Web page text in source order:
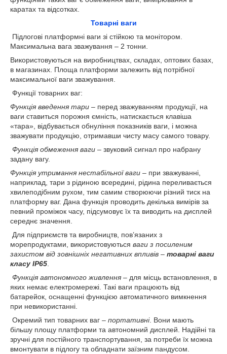
каратах та відсотках.
Товарні ваги
Підлогові платформні ваги зі стійкою та монітором.
Максимальна вага зважування – 2 тонни.
Використовуються на виробництвах, складах, оптових базах,
в магазинах. Площа платформи залежить від потрібної
максимальної ваги зважування.
Функції товарних ваг:
Функція введення тари – перед зважуванням продукції, на
ваги ставиться порожня ємність, натискається клавіша
«тара», відбувається обнуління показників ваги, і можна
зважувати продукцію, отримавши чисту масу самого товару.
Функція обмеження ваги – звуковий сигнал про набрану
задану вагу.
Функція утримання нестабільної ваги – при зважуванні,
наприклад, тари з рідиною всередині, рідина переливається
хвилеподібним рухом, тим самим створюючи різний тиск на
платформу ваг. Дана функція проводить декілька вимірів за
певний проміжок часу, підсумовує їх та виводить на дисплей
середнє значення.
Для підприємств та виробництв, пов’язаних з
морепродуктами, використовуються ваги з посиленим
захистом від зовнішніх негативних впливів – товарні ваги
класу IP65
Функція автономного живлення – для місць встановлення, в
яких немає електромережі. Такі ваги працюють від
батарейок, оснащенні функцією автоматичного вимкнення
при невикористанні.
Окремий тип товарних ваг – портативні. Вони мають
більшу площу платформи та автономний дисплей. Надійні та
зручні для постійного транспортування, за потреби їх можна
вмонтувати в підлогу та обладнати заїзним пандусом.